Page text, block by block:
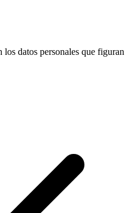
datos personales que figuran